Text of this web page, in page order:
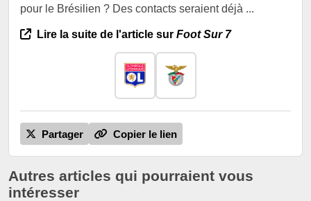
pour le Brésilien ? Des contacts seraient déjà ...
Lire la suite de l'article sur Foot Sur 7
Partager Copier le lien
Autres articles qui pourraient vous
intéresser